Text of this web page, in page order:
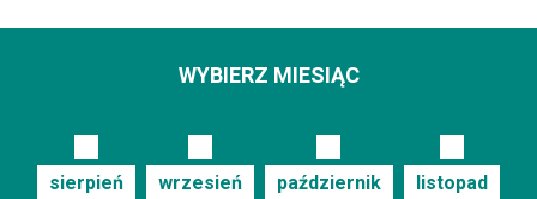
WYBIERZ MIESIĄC
sierpień wrzesień październik listopad